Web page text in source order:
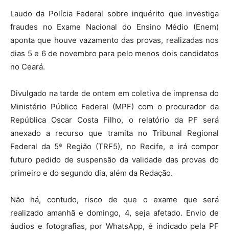
Laudo da Polícia Federal sobre inquérito que investiga
fraudes no Exame Nacional do Ensino Médio (Enem)
aponta que houve vazamento das provas, realizadas nos
dias 5 e 6 de novembro para pelo menos dois candidatos
no Ceará.
Divulgado na tarde de ontem em coletiva de imprensa do
Ministério Público Federal (MPF) com o procurador da
República Oscar Costa Filho, o relatório da PF será
anexado a recurso que tramita no Tribunal Regional
Federal da 5ª Região (TRF5), no Recife, e irá compor
futuro pedido de suspensão da validade das provas do
primeiro e do segundo dia, além da Redação.
Não há, contudo, risco de que o exame que será
realizado amanhã e domingo, 4, seja afetado. Envio de
áudios e fotografias, por WhatsApp, é indicado pela PF